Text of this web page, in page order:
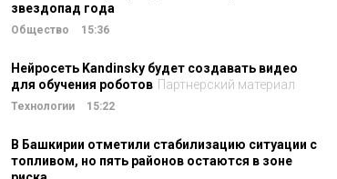
звездопад года
Общество 15:36
Нейросеть Kandinsky будет создавать видео
для обучения роботов Партнерский материал
Технологии 15:22
В Башкирии отметили стабилизацию ситуации с
топливом, но пять районов остаются в зоне